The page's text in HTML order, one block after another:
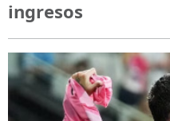
ingresos